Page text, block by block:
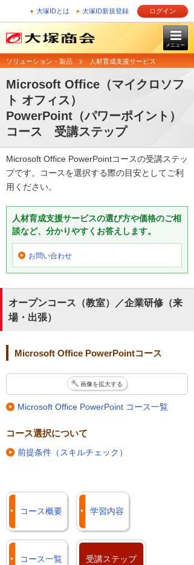
大塚IDとは 大塚ID新規登録 ログイン
メニュー
ソリューション・製品 人材育成支援サービス
Microsoft Office（マイクロソフ
ト オフィス）
PowerPoint（パワーポイント）
コース 受講ステップ
Microsoft Office PowerPointコースの受講ステッ
プです。コースを選択する際の目安としてご利
用ください。
人材育成支援サービスの選び方や価格のご相
談など、分かりやすくお答えします。
お問い合わせ
オープンコース（教室）／企業研修（来
場・出張）
Microsoft Office PowerPointコース
画像を拡大する
Microsoft Office PowerPoint コース一覧
コース選択について
前提条件（スキルチェック）
コース概要 学習内容
コース一覧 受講ステップ